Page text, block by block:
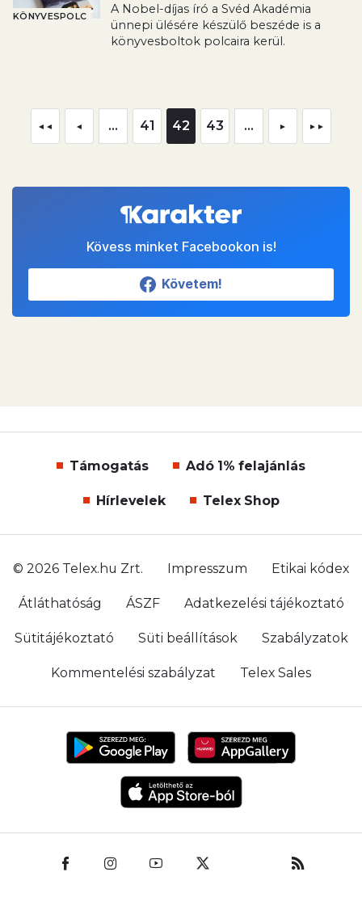
KÖNYVESPOLC
A Nobel-díjas író a Svéd Akadémia
ünnepi ülésére készülő beszéde is a
könyvesboltok polcaira kerül.
◄◄ ◄ ... 41 42 43 ... ► ►►
Kövess minket Facebookon is!
Követem!
Támogatás Adó 1% felajánlás
Hírlevelek Telex Shop
© 2026 Telex.hu Zrt. Impresszum Etikai kódex
Átláthatóság ÁSZF Adatkezelési tájékoztató
Sütitájékoztató Süti beállítások Szabályzatok
Kommentelési szabályzat Telex Sales